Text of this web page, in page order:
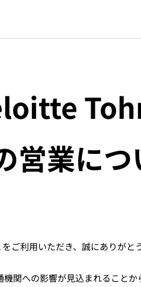
業につ
をご利用いただき、誠にありがと
関への影響が見込まれること